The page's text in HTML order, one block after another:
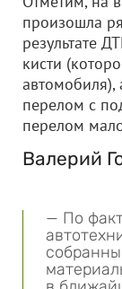
произошла
результате
кисти
автомобиля),
перелом с
перелом
Валерий
— По